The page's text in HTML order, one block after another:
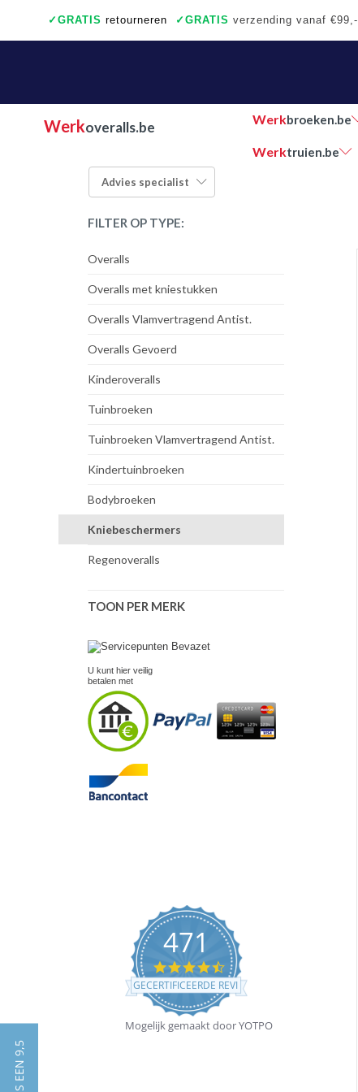
✓ GRATIS retourneren ✓ GRATIS verzending vanaf €99,-
Werkoveralls.be Werkbroeken.be
Werktruien.be
FILTER OP TYPE:
Overalls
Overalls met kniestukken
Overalls Vlamvertragend Antist.
Overalls Gevoerd
Kinderoveralls
Tuinbroeken
Tuinbroeken Vlamvertragend Antist.
Kindertuinbroeken
Bodybroeken
Kniebeschermers
Regenoveralls
TOON PER MERK
U kunt hier veilig
betalen met
471
4.4
star
rating
GECERTIFICEERDE REVIEWS
Mogelijk gemaakt door YOTPO
Advies specialist